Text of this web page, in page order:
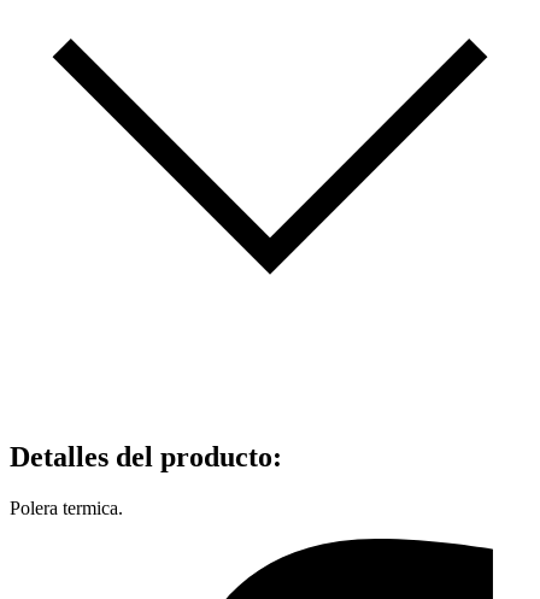
Detalles del producto:
Polera termica.